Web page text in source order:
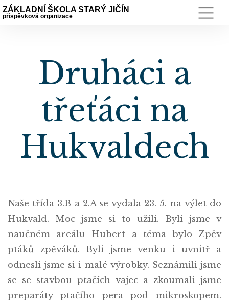
ZÁKLADNÍ ŠKOLA STARÝ JIČÍN
příspěvková organizace
Druháci a
třeťáci na
Hukvaldech
Naše třída 3.B a 2.A se vydala 23. 5. na výlet do
Hukvald. Moc jsme si to užili. Byli jsme v
naučném areálu Hubert a téma bylo Zpěv
ptáků zpěváků. Byli jsme venku i uvnitř a
odnesli jsme si i malé výrobky. Seznámili jsme
se se stavbou ptačích vajec a zkoumali jsme
preparáty ptačího pera pod mikroskopem.